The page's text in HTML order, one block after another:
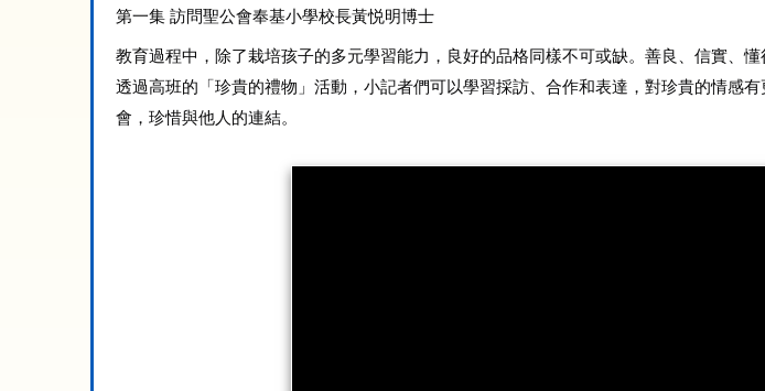
第一集 訪問聖公會奉基小學校長黃悦明博士
教育過程中，除了栽培孩子的多元學習能力，良好的品格同樣不可或缺。善良、信實、
透過高班的「珍貴的禮物」活動，小記者們可以學習採訪、合作和表達，對珍貴的情感
會，珍惜與他人的連結。